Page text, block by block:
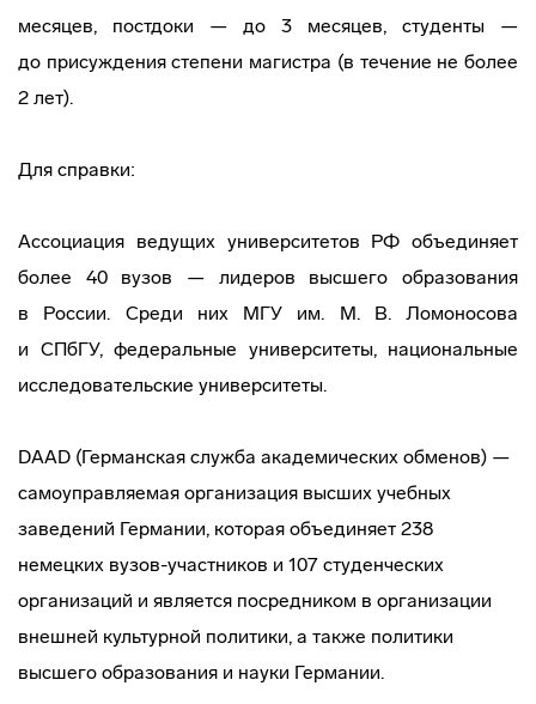
месяцев, постдоки — до 3 месяцев, студенты —
до присуждения степени магистра (в течение не более
2 лет).
Для справки:
Ассоциация ведущих университетов РФ объединяет
более 40 вузов — лидеров высшего образования
в России. Среди них МГУ им. М. В. Ломоносова
и СПбГУ, федеральные университеты, национальные
исследовательские университеты.
DAAD (Германская служба академических обменов) —
самоуправляемая организация высших учебных
заведений Германии, которая объединяет 238
немецких вузов-участников и 107 студенческих
организаций и является посредником в организации
внешней культурной политики, а также политики
высшего образования и науки Германии.